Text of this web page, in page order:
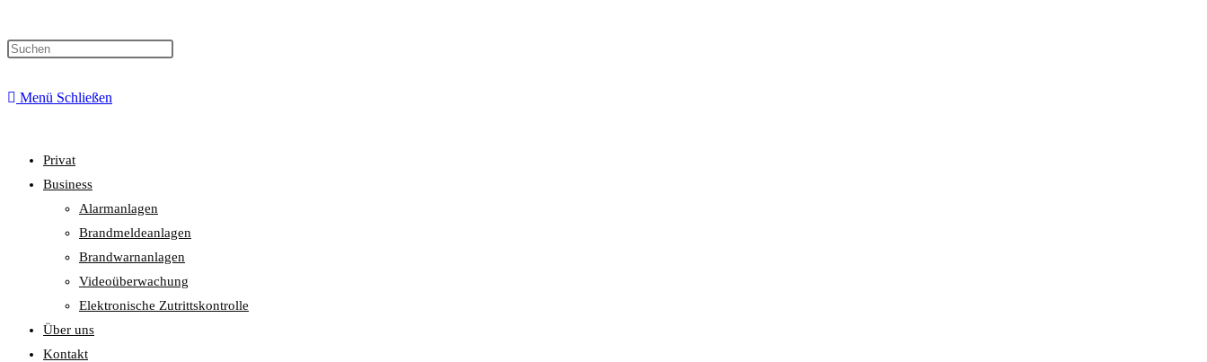
Menü Schließen
Privat
Business
Alarmanlagen
Brandmeldeanlagen
Brandwarnanlagen
Videoüberwachung
Elektronische Zutrittskontrolle
Über uns
Kontakt